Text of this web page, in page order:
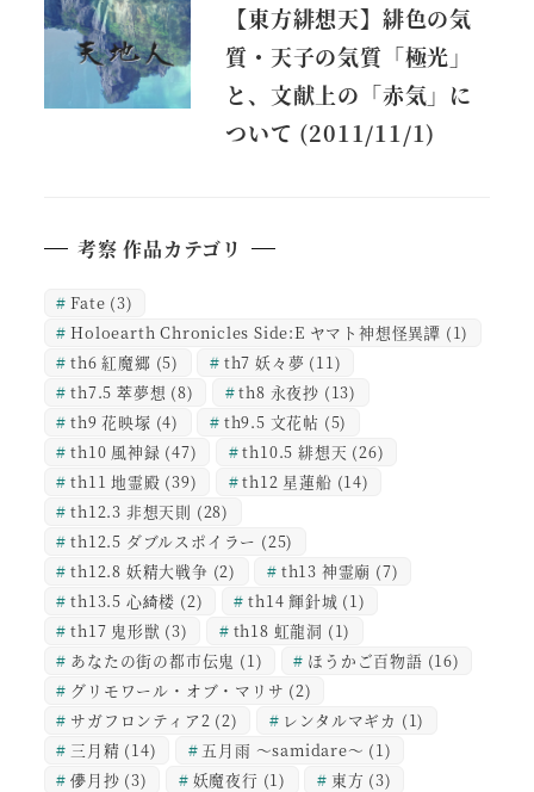
【東方緋想天】緋色の気
質・天子の気質「極光」
と、文献上の「赤気」に
ついて (2011/11/1)
考察 作品カテゴリ
Fate (3)
Holoearth Chronicles Side:E ヤマト神想怪異譚 (1)
th6 紅魔郷 (5) th7 妖々夢 (11)
th7.5 萃夢想 (8) th8 永夜抄 (13)
th9 花映塚 (4) th9.5 文花帖 (5)
th10 風神録 (47) th10.5 緋想天 (26)
th11 地霊殿 (39) th12 星蓮船 (14)
th12.3 非想天則 (28)
th12.5 ダブルスポイラー (25)
th12.8 妖精大戦争 (2) th13 神霊廟 (7)
th13.5 心綺楼 (2) th14 輝針城 (1)
th17 鬼形獣 (3) th18 虹龍洞 (1)
あなたの街の都市伝鬼 (1) ほうかご百物語 (16)
グリモワール・オブ・マリサ (2)
サガフロンティア2 (2) レンタルマギカ (1)
三月精 (14) 五月雨 ～samidare～ (1)
儚月抄 (3) 妖魔夜行 (1) 東方 (3)